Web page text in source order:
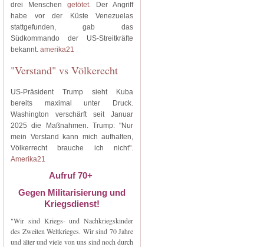
drei Menschen getötet. Der Angriff
habe vor der Küste Venezuelas
stattgefunden, gab das
Südkommando der US-Streitkräfte
bekannt. amerika21
"Verstand" vs Völkerecht
US-Präsident Trump sieht Kuba
bereits maximal unter Druck.
Washington verschärft seit Januar
2025 die Maßnahmen. Trump: "Nur
mein Verstand kann mich aufhalten,
Völkerrecht brauche ich nicht".
Amerika21
Aufruf 70+
Gegen Militarisierung und
Kriegsdienst!
"Wir sind Kriegs- und Nachkriegskinder
des Zweiten Weltkrieges. Wir sind 70 Jahre
und älter und viele von uns sind noch durch